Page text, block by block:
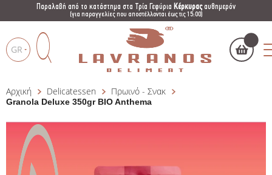
Παραλαβή από το κατάστημα στα Τρία Γεφύρια Κέρκυραςαυθημερόν
(για παραγγελίες που αποστέλλονται έως τις 15:00)
GR
ProductsΤο καλάθι μου ()
Αρχική Delicatessen Πρωινό - Σνακ
Granola Deluxe 350gr BIO Anthema